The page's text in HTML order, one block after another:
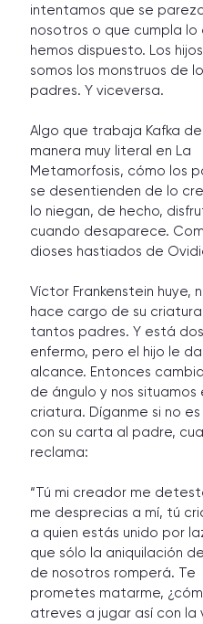
intentamos que se
nosotros o que cumpla lo
hemos dispuesto. Los hijos
somos los monstruos de
padres. Y viceversa.
Algo que trabaja Kafka de
manera muy literal en La
Metamorfosis, cómo los
se desentienden de lo
lo niegan, de hecho,
cuando desaparece.
dioses hastiados de
Víctor Frankenstein huye,
hace cargo de su
tantos padres. Y está
enfermo, pero el hijo le da
alcance. Entonces
de ángulo y nos situamos
criatura. Díganme si no es
con su carta al padre,
reclama:
“Tú mi creador me
me desprecias a mí, tú
a quien estás unido por
que sólo la aniquilación
de nosotros romperá. Te
prometes matarme,
atreves a jugar así con la